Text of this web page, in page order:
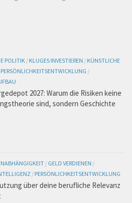
POLITIK / KLUGES INVESTIEREN / KÜNSTLICHE
PERSÖNLICHKEITSENTWICKLUNG /
2027: Warum die Risiken keine
sind, sondern Geschichte
/ GELD VERDIENEN /
/ PERSÖNLICHKEITSENTWICKLUNG
über deine berufliche Relevanz